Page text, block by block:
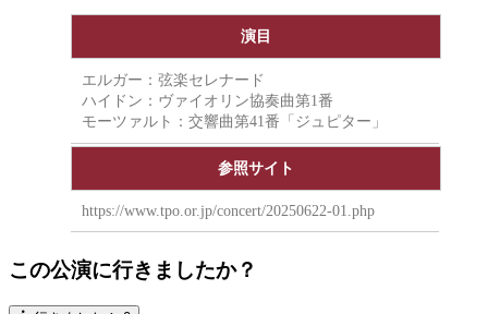
演目
エルガー：弦楽セレナード
ハイドン：ヴァイオリン協奏曲第1番
モーツァルト：交響曲第41番「ジュピター」
参照サイト
https://www.tpo.or.jp/concert/20250622-01.php
この公演に行きましたか？